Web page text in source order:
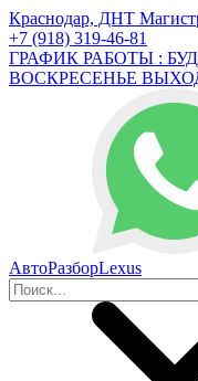
Краснодар, ДНТ
+7 (918) 319-46-81
ГРАФИК РАБОТЫ :
ВОСКРЕСЕНЬЕ
АвтоРазборLexus